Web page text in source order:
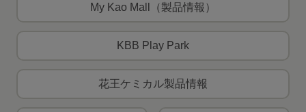
My Kao Mall（製品情報）
KBB Play Park
花王ケミカル製品情報